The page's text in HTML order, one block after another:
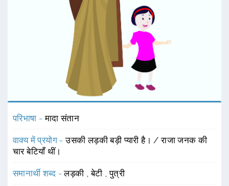
परिभाषा -मादा संतान
वाक्य में प्रयोग -उसकी लड़की बड़ी प्यारी है। / राजा जनक की
चार बेटियाँ थीं।
समानार्थी शब्द -लड़की ,बेटी ,पुत्री